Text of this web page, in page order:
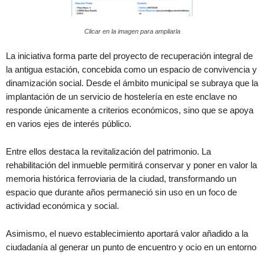
Clicar en la imagen para ampliarla
La iniciativa forma parte del proyecto de recuperación integral de
la antigua estación, concebida como un espacio de convivencia y
dinamización social. Desde el ámbito municipal se subraya que la
implantación de un servicio de hostelería en este enclave no
responde únicamente a criterios económicos, sino que se apoya
en varios ejes de interés público.
Entre ellos destaca la revitalización del patrimonio. La
rehabilitación del inmueble permitirá conservar y poner en valor la
memoria histórica ferroviaria de la ciudad, transformando un
espacio que durante años permaneció sin uso en un foco de
actividad económica y social.
Asimismo, el nuevo establecimiento aportará valor añadido a la
ciudadanía al generar un punto de encuentro y ocio en un entorno